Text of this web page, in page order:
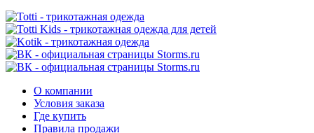
О компании
Условия заказа
Где купить
Правила продажи